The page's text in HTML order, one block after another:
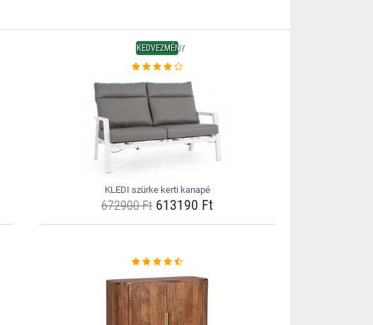
KEDVEZMÉNY
KLEDI szürke kerti kanapé
672900 Ft 613190 Ft